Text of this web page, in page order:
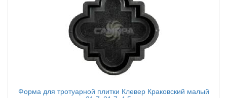
Форма для тротуарной плитки Клевер Краковский малый